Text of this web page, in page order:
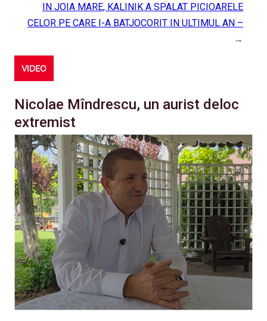
IN JOIA MARE, KALINIK A SPALAT PICIOARELE
CELOR PE CARE I-A BATJOCORIT IN ULTIMUL AN –
→
VIDEO
Nicolae Mîndrescu, un aurist deloc
extremist